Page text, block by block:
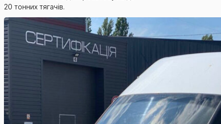
20 тонних тягачів.